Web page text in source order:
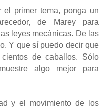
el primer tema, ponga un
de Marey para
leyes mecánicas. De las
Y que sí puedo decir que
de caballos. Sólo
algo mejor para
y el movimiento de los